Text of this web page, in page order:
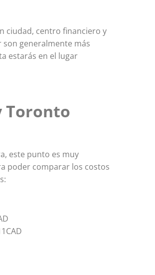
ciudad, centro financiero y
son generalmente más
estarás en el lugar
Toronto
este punto es muy
poder comparar los costos